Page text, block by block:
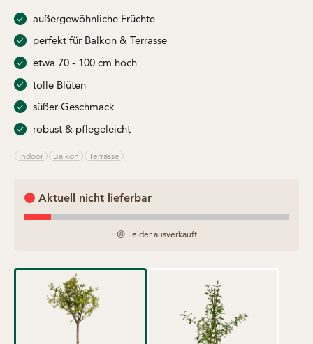
außergewöhnliche Früchte
perfekt für Balkon & Terrasse
etwa 70 - 100 cm hoch
tolle Blüten
süßer Geschmack
robust & pflegeleicht
Indoor Balkon Terrasse
Aktuell nicht lieferbar
😢 Leider ausverkauft